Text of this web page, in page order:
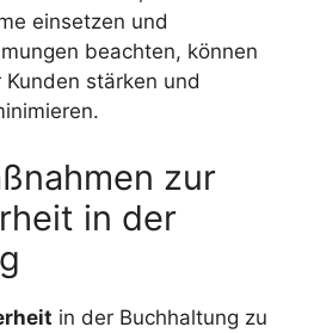
einsetzen und
beachten, können
stärken und
zur
in der
in der Buchhaltung zu